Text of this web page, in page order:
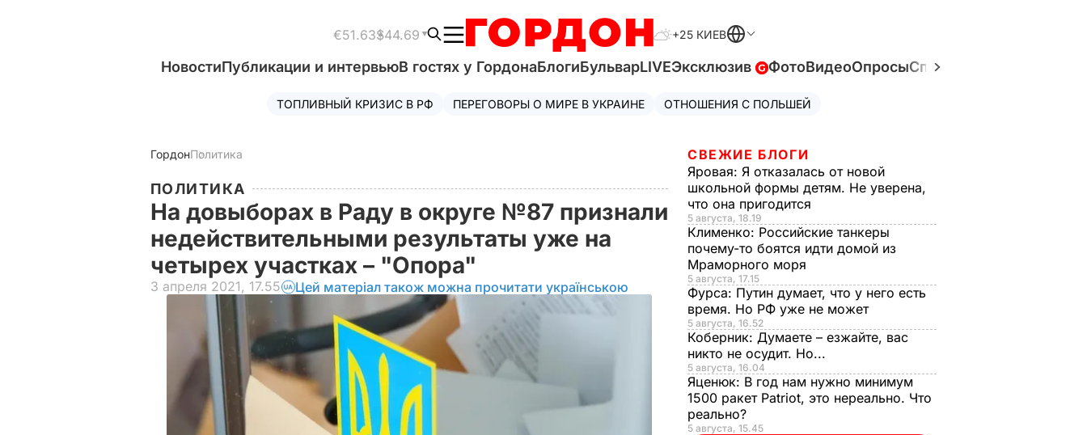
€51.63$44.69 +25 КИЕВ
НовостиПубликации и интервьюВ гостях у ГордонаБлогиБульварLIVEЭксклюзив ФотоВидеоОпросыСпецпроекты
ТОПЛИВНЫЙ КРИЗИС В РФ ПЕРЕГОВОРЫ О МИРЕ В УКРАИНЕ ОТНОШЕНИЯ С ПОЛЬШЕЙ
ГордонПолитика
ПОЛИТИКА
На довыборах в Раду в округе №87 признали
недействительными результаты уже на
четырех участках – "Опора"
3 апреля 2021, 17.55 Цей матеріал також можна прочитати українською
СВЕЖИЕ БЛОГИ
Яровая: Я отказалась от новой
школьной формы детям. Не уверена,
что она пригодится
5 августа, 18.19
Клименко: Российские танкеры
почему-то боятся идти домой из
Мраморного моря
5 августа, 17.15
Фурса: Путин думает, что у него есть
время. Но РФ уже не может
5 августа, 16.52
Коберник: Думаете – езжайте, вас
никто не осудит. Но...
5 августа, 16.04
Яценюк: В год нам нужно минимум
1500 ракет Patriot, это нереально. Что
реально?
5 августа, 15.45